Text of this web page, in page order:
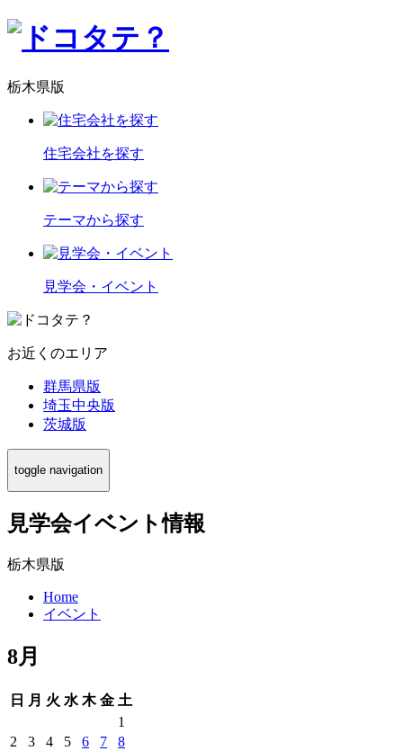
栃木県版
住宅会社を探す
テーマから探す
見学会・イベント
お近くのエリア
群馬県版
埼玉中央版
茨城版
toggle navigation
見学会イベント情報
栃木県版
Home
イベント
8月
日 月 火 水 木 金 土
1
2
3 4 5 6 7
8